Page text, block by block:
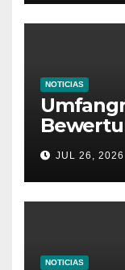
NOTICIAS
dieses
JUL 26, 2026
NOTICIAS